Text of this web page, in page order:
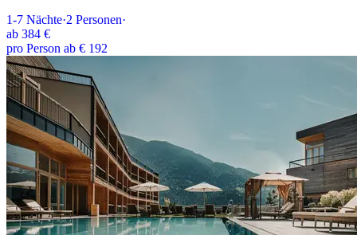
1-7 Nächte·2 Personen·
ab 384 €
pro Person ab € 192